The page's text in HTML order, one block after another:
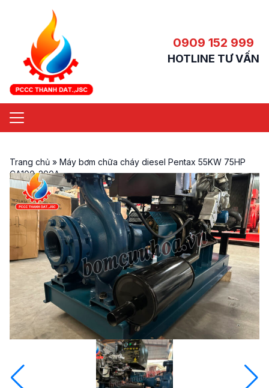
0909 152 999
HOTLINE TƯ VẤN
Trang chủ » Máy bơm chữa cháy diesel Pentax 55KW 75HP
CA100-200A